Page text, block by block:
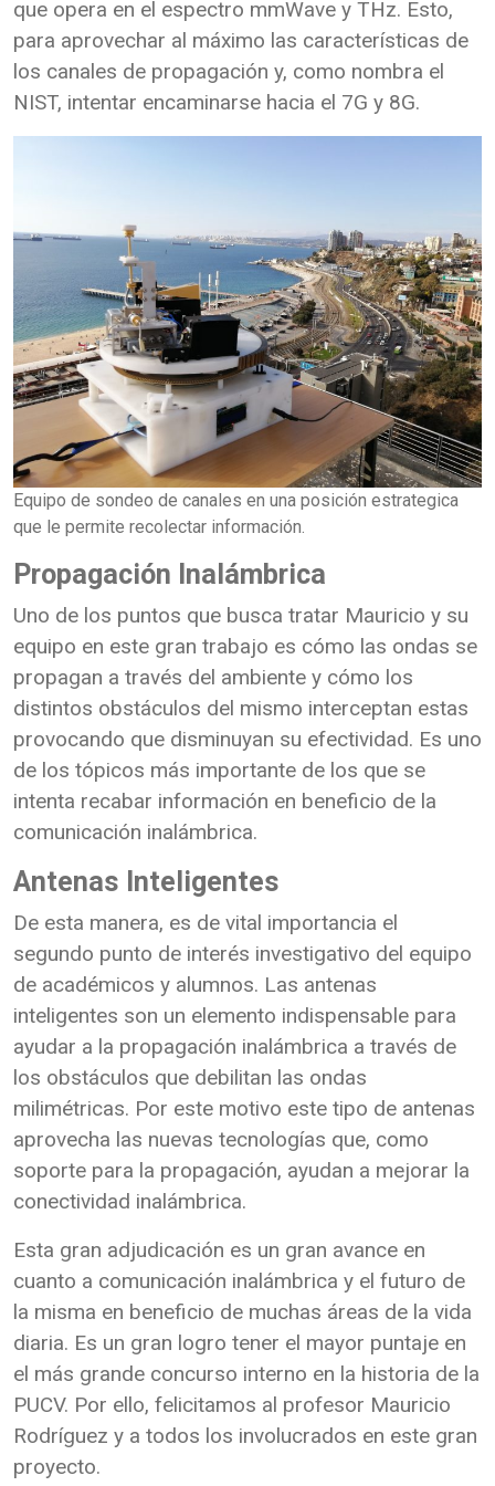
que opera en el espectro mmWave y THz. Esto,
para aprovechar al máximo las características de
los canales de propagación y, como nombra el
NIST, intentar encaminarse hacia el 7G y 8G.
Equipo de sondeo de canales en una posición estrategica
que le permite recolectar información.
Propagación Inalámbrica
Uno de los puntos que busca tratar Mauricio y su
equipo en este gran trabajo es cómo las ondas se
propagan a través del ambiente y cómo los
distintos obstáculos del mismo interceptan estas
provocando que disminuyan su efectividad. Es uno
de los tópicos más importante de los que se
intenta recabar información en beneficio de la
comunicación inalámbrica.
Antenas Inteligentes
De esta manera, es de vital importancia el
segundo punto de interés investigativo del equipo
de académicos y alumnos. Las antenas
inteligentes son un elemento indispensable para
ayudar a la propagación inalámbrica a través de
los obstáculos que debilitan las ondas
milimétricas. Por este motivo este tipo de antenas
aprovecha las nuevas tecnologías que, como
soporte para la propagación, ayudan a mejorar la
conectividad inalámbrica.
Esta gran adjudicación es un gran avance en
cuanto a comunicación inalámbrica y el futuro de
la misma en beneficio de muchas áreas de la vida
diaria. Es un gran logro tener el mayor puntaje en
el más grande concurso interno en la historia de la
PUCV. Por ello, felicitamos al profesor Mauricio
Rodríguez y a todos los involucrados en este gran
proyecto.